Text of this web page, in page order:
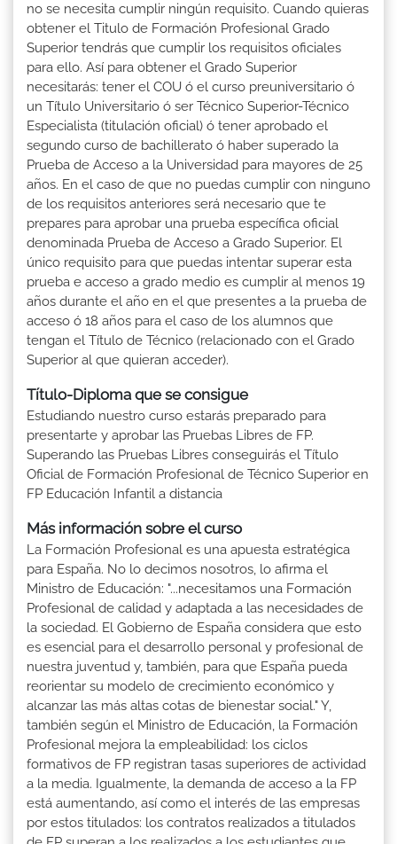
no se necesita cumplir ningún requisito. Cuando quieras
obtener el Titulo de Formación Profesional Grado
Superior tendrás que cumplir los requisitos oficiales
para ello. Así para obtener el Grado Superior
necesitarás: tener el COU ó el curso preuniversitario ó
un Título Universitario ó ser Técnico Superior-Técnico
Especialista (titulación oficial) ó tener aprobado el
segundo curso de bachillerato ó haber superado la
Prueba de Acceso a la Universidad para mayores de 25
años. En el caso de que no puedas cumplir con ninguno
de los requisitos anteriores será necesario que te
prepares para aprobar una prueba específica oficial
denominada Prueba de Acceso a Grado Superior. El
único requisito para que puedas intentar superar esta
prueba e acceso a grado medio es cumplir al menos 19
años durante el año en el que presentes a la prueba de
acceso ó 18 años para el caso de los alumnos que
tengan el Título de Técnico (relacionado con el Grado
Superior al que quieran acceder).
Título-Diploma que se consigue
Estudiando nuestro curso estarás preparado para
presentarte y aprobar las Pruebas Libres de FP.
Superando las Pruebas Libres conseguirás el Título
Oficial de Formación Profesional de Técnico Superior en
FP Educación Infantil a distancia
Más información sobre el curso
La Formación Profesional es una apuesta estratégica
para España. No lo decimos nosotros, lo afirma el
Ministro de Educación: "...necesitamos una Formación
Profesional de calidad y adaptada a las necesidades de
la sociedad. El Gobierno de España considera que esto
es esencial para el desarrollo personal y profesional de
nuestra juventud y, también, para que España pueda
reorientar su modelo de crecimiento económico y
alcanzar las más altas cotas de bienestar social." Y,
también según el Ministro de Educación, la Formación
Profesional mejora la empleabilidad: los ciclos
formativos de FP registran tasas superiores de actividad
a la media. Igualmente, la demanda de acceso a la FP
está aumentando, así como el interés de las empresas
por estos titulados: los contratos realizados a titulados